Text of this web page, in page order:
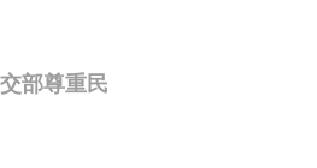
部尊重民